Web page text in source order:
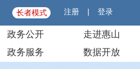
长者模式 注册 |登录
政务公开
走进惠山
政务服务 数据开放